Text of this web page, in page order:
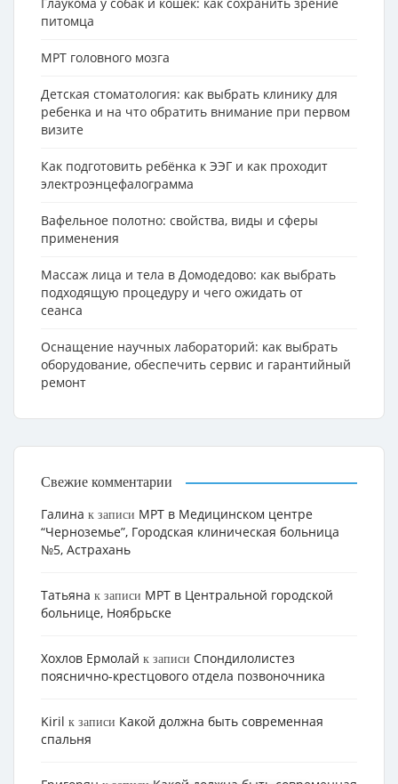
питомца
МРТ головного мозга
Детская стоматология: как выбрать клинику для
ребенка и на что обратить внимание при первом
визите
Как подготовить ребёнка к ЭЭГ и как проходит
электроэнцефалограмма
Вафельное полотно: свойства, виды и сферы
применения
Массаж лица и тела в Домодедово: как выбрать
подходящую процедуру и чего ожидать от
сеанса
Оснащение научных лабораторий: как выбрать
оборудование, обеспечить сервис и гарантийный
ремонт
Свежие комментарии
Галина к записи МРТ в Медицинском центре
“Черноземье”, Городская клиническая больница
№5, Астрахань
Татьяна к записи МРТ в Центральной городской
больнице, Ноябрьске
Хохлов Ермолай к записи Cпондилолистез
пояснично-крестцового отдела позвоночника
Kiril к записи Какой должна быть современная
спальня